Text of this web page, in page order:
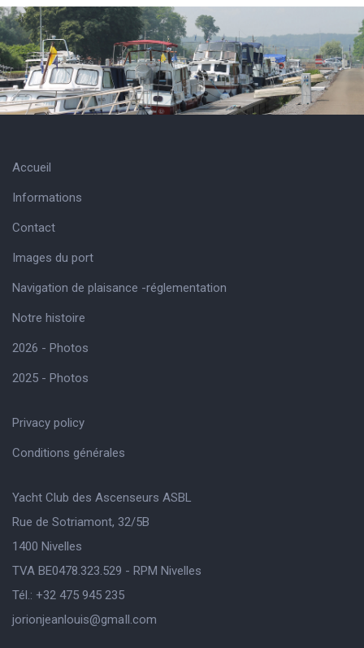
Accueil
Informations
Contact
Images du port
Navigation de plaisance -réglementation
Notre histoire
2026 - Photos
2025 - Photos
Privacy policy
Conditions générales
Yacht Club des Ascenseurs ASBL
Rue de Sotriamont, 32/5B
1400 Nivelles
TVA BE0478.323.529 - RPM Nivelles
Tél.: +32 475 945 235
jorionjeanlouis@gmaIl.com